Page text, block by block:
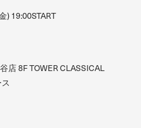
) 19:00START
店 8F TOWER CLASSICAL